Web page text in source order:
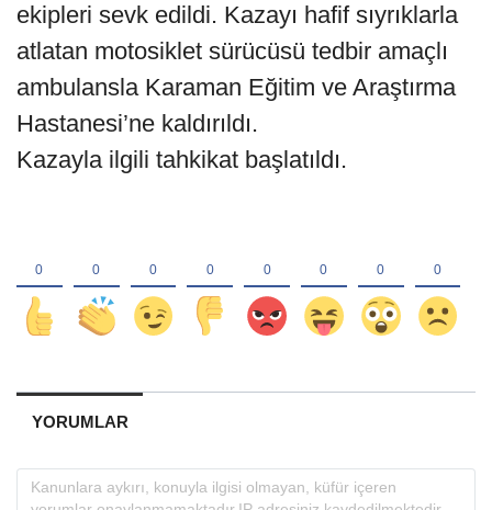
ekipleri sevk edildi. Kazayı hafif sıyrıklarla
atlatan motosiklet sürücüsü tedbir amaçlı
ambulansla Karaman Eğitim ve Araştırma
Hastanesi’ne kaldırıldı.
Kazayla ilgili tahkikat başlatıldı.
YORUMLAR